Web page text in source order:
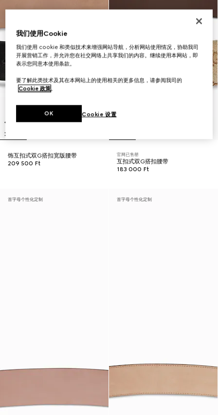
饰互扣式双G搭扣宽版腰带
209 500 Ft
官网已售罄
互扣式双G搭扣腰带
183 000 Ft
首字母个性化定制 首字母个性化定制
我们使用Cookie
我们使用 cookie 和类似技术来增强网站导航，分析网站使用情况，协助我司
开展营销工作，并允许您在社交网络上共享我们的内容。继续使用本网站，即
表示您同意本使用条款。
要了解此类技术及其在本网站上的使用相关的更多信息，请参阅我司的
Cookie 政策。
Cookie 设置
OK